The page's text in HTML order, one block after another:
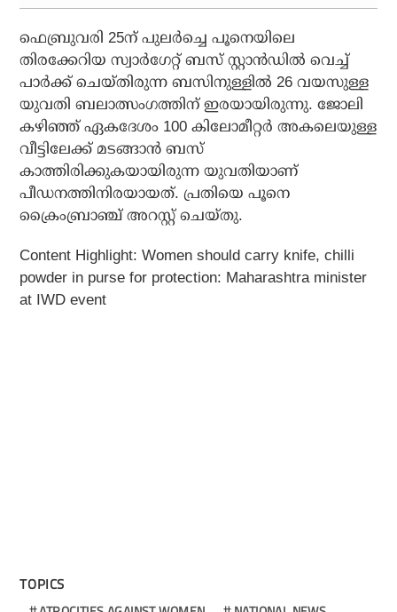
ഫെബ്രുവരി 25ന് പുലർച്ചെ പൂനെയിലെ
തിരക്കേറിയ സ്വാർഗേറ്റ് ബസ് സ്റ്റാൻഡിൽ വെച്ച്
പാർക്ക് ചെയ്തിരുന്ന ബസിനുള്ളിൽ 26 വയസുള്ള
യുവതി ബലാത്സംഗത്തിന് ഇരയായിരുന്നു. ജോലി
കഴിഞ്ഞ് ഏകദേശം 100 കിലോമീറ്റർ അകലെയുള്ള
വീട്ടിലേക്ക് മടങ്ങാൻ ബസ്
കാത്തിരിക്കുകയായിരുന്ന യുവതിയാണ്
പീഡനത്തിനിരയായത്. പ്രതിയെ പൂനെ
ക്രൈംബ്രാഞ്ച് അറസ്റ്റ് ചെയ്തു.
Content Highlight: Women should carry knife, chilli
powder in purse for protection: Maharashtra minister
at IWD event
TOPICS